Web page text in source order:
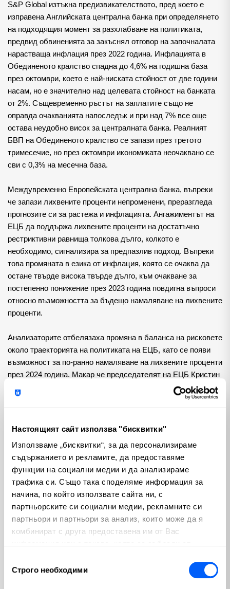
Настоящият сайт използва "бисквитки"
Използваме „бисквитки“, за да персонализираме
съдържанието и рекламите, да предоставяме
функции на социални медии и да анализираме
трафика си. Също така споделяме информация за
начина, по който използвате сайта ни, с
партньорските си социални медии, рекламните си
партньори и партньори за анализ, които може да я
комбинират с друга предоставена им от Вас
наСтрого необходими
S&P Global изтъкна предизвикателството, пред което е
изправена Английската централна банка при определянето
на подходящия момент за разхлабване на политиката,
предвид обвиненията за закъснял отговор на започналата
нарастваща инфлация през 2022 година. Инфлацията в
Обединеното кралство спадна до 4,6% на годишна база
през октомври, което е най-ниската стойност от две години
насам, но е значително над целевата стойност на банката
от 2%. Същевременно ръстът на заплатите също не
оправда очакванията напоследък и при над 7% все още
остава неудобно висок за централната банка. Реалният
БВП на Обединеното кралство се запази през третото
тримесечие, но през октомври икономиката неочаквано се
сви с 0,3% на месечна база.
Междувременно Европейската централна банка, въпреки
че запази лихвените проценти непроменени, преразгледа
прогнозите си за растежа и инфлацията. Ангажиментът на
ЕЦБ да поддържа лихвените проценти на достатъчно
рестриктивни равнища толкова дълго, колкото е
необходимо, сигнализира за предпазлив подход. Въпреки
това промяната в езика от инфлация, която се очаква да
остане твърде висока твърде дълго, към очакване за
постепенно понижение през 2023 година повдигна въпроси
относно възможността за бъдещо намаляване на лихвените
проценти.
Анализаторите отбелязаха промяна в баланса на рисковете
около траекторията на политиката на ЕЦБ, като се появи
възможност за по-ранно намаляване на лихвените проценти
през 2024 година. Макар че председателят на ЕЦБ Кристин
Лагард отхвърли очакванията за намаляване през март,
някои икономисти изтълкуваха изявленията ѝ като
В заключение, различните пътища, по които са поели
основните централни банки, отразяват сложността на
глобалните икономически условия. Докато Федералният
резерв на САЩ клони към "оптимистична" позиция,
Английската централна банка и Европейската централна
банка проявяват предпазливост, имайки предвид
продължаващия инфлационен натиск. Световните пазари
следят отблизо бъдещото развитие, тъй като централните
инфлационните предизвикателства.